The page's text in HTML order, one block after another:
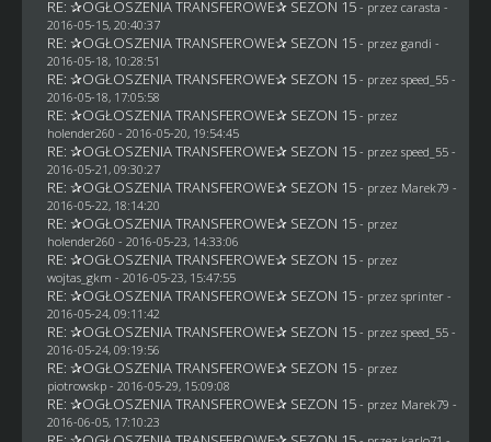
RE: ✰OGŁOSZENIA TRANSFEROWE✰ SEZON 15 - przez carasta -
2016-05-15, 20:40:37
RE: ✰OGŁOSZENIA TRANSFEROWE✰ SEZON 15 - przez gandi -
2016-05-18, 10:28:51
RE: ✰OGŁOSZENIA TRANSFEROWE✰ SEZON 15 - przez speed_55 -
2016-05-18, 17:05:58
RE: ✰OGŁOSZENIA TRANSFEROWE✰ SEZON 15 - przez
holender260 - 2016-05-20, 19:54:45
RE: ✰OGŁOSZENIA TRANSFEROWE✰ SEZON 15 - przez speed_55 -
2016-05-21, 09:30:27
RE: ✰OGŁOSZENIA TRANSFEROWE✰ SEZON 15 - przez Marek79 -
2016-05-22, 18:14:20
RE: ✰OGŁOSZENIA TRANSFEROWE✰ SEZON 15 - przez
holender260 - 2016-05-23, 14:33:06
RE: ✰OGŁOSZENIA TRANSFEROWE✰ SEZON 15 - przez
wojtas_gkm - 2016-05-23, 15:47:55
RE: ✰OGŁOSZENIA TRANSFEROWE✰ SEZON 15 - przez sprinter -
2016-05-24, 09:11:42
RE: ✰OGŁOSZENIA TRANSFEROWE✰ SEZON 15 - przez speed_55 -
2016-05-24, 09:19:56
RE: ✰OGŁOSZENIA TRANSFEROWE✰ SEZON 15 - przez
piotrowskp- 2016-05-29, 15:09:08
RE: ✰OGŁOSZENIA TRANSFEROWE✰ SEZON 15 - przez Marek79 -
2016-06-05, 17:10:23